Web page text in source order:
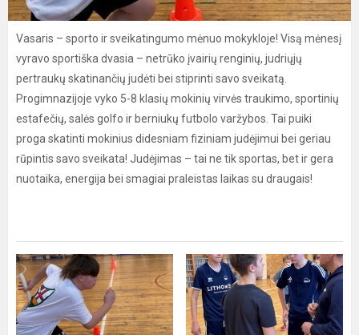
Vasaris – sporto ir sveikatingumo mėnuo mokykloje! Visą mėnesį
vyravo sportiška dvasia – netrūko įvairių renginių, judriųjų
pertraukų skatinančių judėti bei stiprinti savo sveikatą.
Progimnazijoje vyko 5-8 klasių mokinių virvės traukimo, sportinių
estafečių, salės golfo ir berniukų futbolo varžybos. Tai puiki
proga skatinti mokinius didesniam fiziniam judėjimui bei geriau
rūpintis savo sveikata! Judėjimas – tai ne tik sportas, bet ir gera
nuotaika, energija bei smagiai praleistas laikas su draugais!